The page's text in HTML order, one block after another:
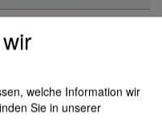
Kindergarten
welche Information wir
Sie in unserer